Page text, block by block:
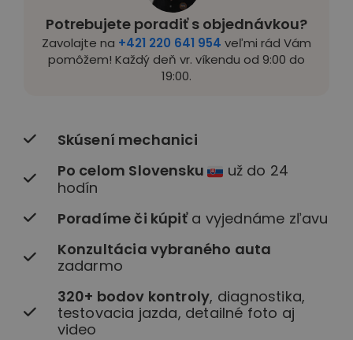
Potrebujete poradiť s objednávkou?
Zavolajte na +421 220 641 954 veľmi rád Vám
pomôžem! Každý deň vr. víkendu od 9:00 do
19:00.
Skúsení mechanici
Po celom Slovensku
už do 24
hodín
Poradíme či kúpiťa vyjednáme zľavu
Konzultácia vybraného auta
zadarmo
320+ bodov kontroly, diagnostika,
testovacia jazda, detailné foto aj
video